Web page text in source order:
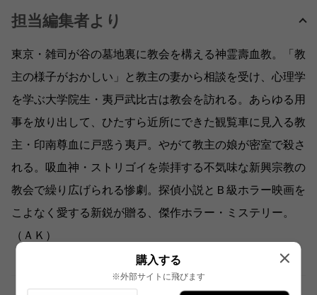
担当編集者より
東京・雑司が谷の墓地裏に教会を構える神霊壽血教。「教
主の様子がおかしい」と教主の妻から相談を受け、心理学
を学ぶ大学院生・夷戸武比古は教会を訪れる。あらゆる用
事を放り出して、ひたすら近所にできた観覧車に見入る教
主・印南尊血に戸惑う夷戸。やがて教主の娘が密室で殺さ
れる。吸血神・ストリゴイを崇拝する不気味な新興宗教の
教会で繰り広げられる惨劇。探偵小説とＢ級ホラー映画を
こよなく愛する新鋭が贈る、傑作ホラー・ミステリー。
（ＡＫ）
購入する
※外部サイトに飛びます